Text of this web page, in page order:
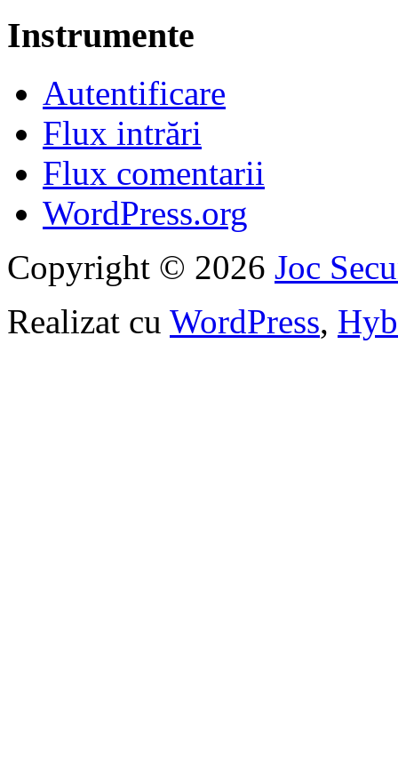
Instrumente
Autentificare
Flux intrări
Flux comentarii
WordPress.org
Copyright © 2026 Joc
Realizat cu WordPress,